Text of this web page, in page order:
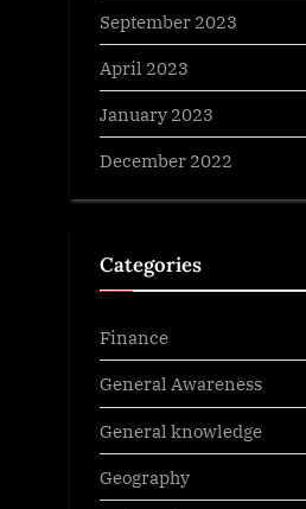
September 2023
April 2023
January 2023
December 2022
Categories
Finance
General Awareness
General knowledge
Geography